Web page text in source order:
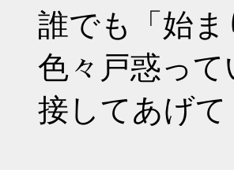
誰でも「始
色々戸惑っ
接してあげ